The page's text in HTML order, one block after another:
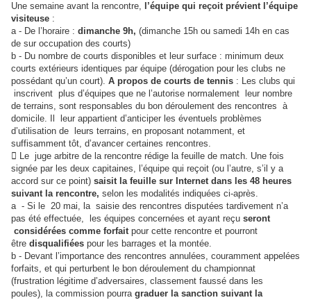
Une semaine avant la rencontre,
l’équipe qui reçoit prévient l’équipe
visiteuse :
a - De l’horaire : dimanche 9h, (dimanche 15h ou samedi 14h en cas
de sur occupation des courts)
b - Du nombre de courts disponibles et leur surface : minimum deux
courts extérieurs identiques par équipe (dérogation pour les clubs ne
possédant qu’un court). A propos de courts de tennis : Les clubs qui
inscrivent plus d’équipes que ne l’autorise normalement leur nombre
de terrains, sont responsables du bon déroulement des rencontres à
domicile. Il leur appartient d’anticiper les éventuels problèmes
d’utilisation de leurs terrains, en proposant notamment, et
suffisamment tôt, d’avancer certaines rencontres.
 Le juge arbitre de la rencontre rédige la feuille de match. Une fois
signée par les deux capitaines, l’équipe qui reçoit (ou l’autre, s’il y a
accord sur ce point) saisit la feuille sur Internet dans les 48 heures
suivant la rencontre, selon les modalités indiquées ci-après.
a - Si le 20 mai, la saisie des rencontres disputées tardivement n’a
pas été effectuée, les équipes concernées et ayant reçu seront
considérées comme forfaitpour cette rencontre et pourront
être disqualifiées pour les barrages et la montée.
b - Devant l’importance des rencontres annulées, couramment appelées
forfaits, et qui perturbent le bon déroulement du championnat
(frustration légitime d’adversaires, classement faussé dans les
poules), la commission pourra graduer la sanction suivant la